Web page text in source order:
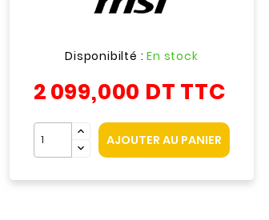
Disponibilté :En stock
2 099,000 DT TTC
AJOUTER AU PANIER